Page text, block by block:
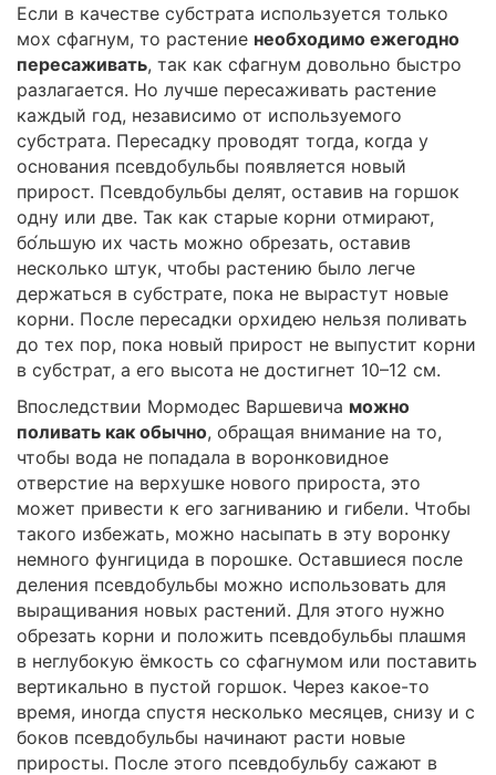
Если в качестве субстрата используется только
мох сфагнум, то растение необходимо ежегодно
пересаживать, так как сфагнум довольно быстро
разлагается. Но лучше пересаживать растение
каждый год, независимо от используемого
субстрата. Пересадку проводят тогда, когда у
основания псевдобульбы появляется новый
прирост. Псевдобульбы делят, оставив на горшок
одну или две. Так как старые корни отмирают,
бо́льшую их часть можно обрезать, оставив
несколько штук, чтобы растению было легче
держаться в субстрате, пока не вырастут новые
корни. После пересадки орхидею нельзя поливать
до тех пор, пока новый прирост не выпустит корни
в субстрат, а его высота не достигнет 10–12 см.
Впоследствии Мормодес Варшевича можно
поливать как обычно, обращая внимание на то,
чтобы вода не попадала в воронковидное
отверстие на верхушке нового прироста, это
может привести к его загниванию и гибели. Чтобы
такого избежать, можно насыпать в эту воронку
немного фунгицида в порошке. Оставшиеся после
деления псевдобульбы можно использовать для
выращивания новых растений. Для этого нужно
обрезать корни и положить псевдобульбы плашмя
в неглубокую ёмкость со сфагнумом или поставить
вертикально в пустой горшок. Через какое-то
время, иногда спустя несколько месяцев, снизу и с
боков псевдобульбы начинают расти новые
приросты. После этого псевдобульбу сажают в